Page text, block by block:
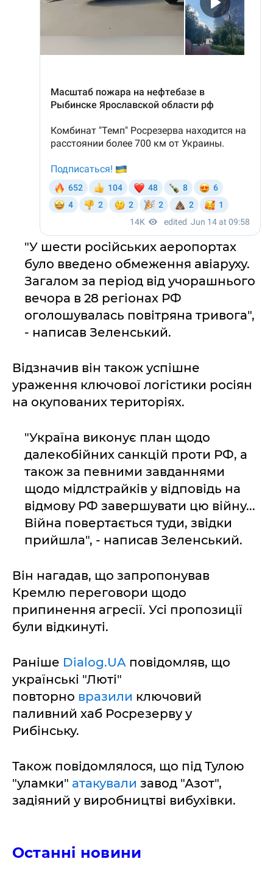
"У шести російських аеропортах
було введено обмеження авіаруху.
Загалом за період від учорашнього
вечора в 28 регіонах РФ
оголошувалась повітряна тривога",
- написав Зеленський.
Відзначив він також успішне
ураження ключової логістики росіян
на окупованих територіях.
"Україна виконує план щодо
далекобійних санкцій проти РФ, а
також за певними завданнями
щодо мідлстрайків у відповідь на
відмову РФ завершувати цю війну...
Війна повертається туди, звідки
прийшла", - написав Зеленський.
Він нагадав, що запропонував
Кремлю переговори щодо
припинення агресії. Усі пропозиції
були відкинуті.
Раніше Dialog.UA повідомляв, що
українські "Люті"
повторно вразили ключовий
паливний хаб Росрезерву у
Рибінську.
Також повідомлялося, що під Тулою
"уламки" атакували завод "Азот",
задіяний у виробництві вибухівки.
Останні новини